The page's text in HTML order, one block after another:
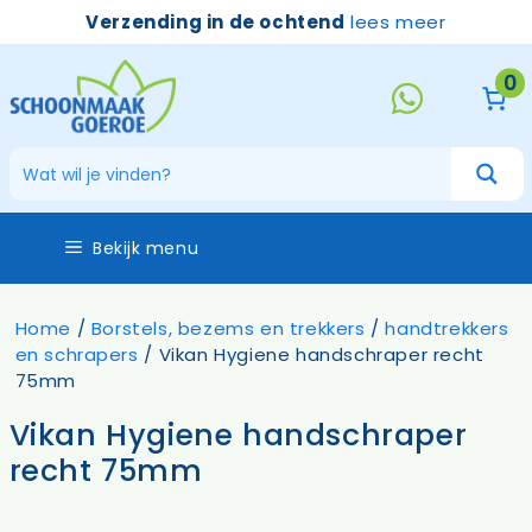
Verzending in de ochtend lees meer
0
Bekijk menu
Home / Borstels, bezems en trekkers /handtrekkers
en schrapers / Vikan Hygiene handschraper recht
75mm
Vikan Hygiene handschraper
recht 75mm